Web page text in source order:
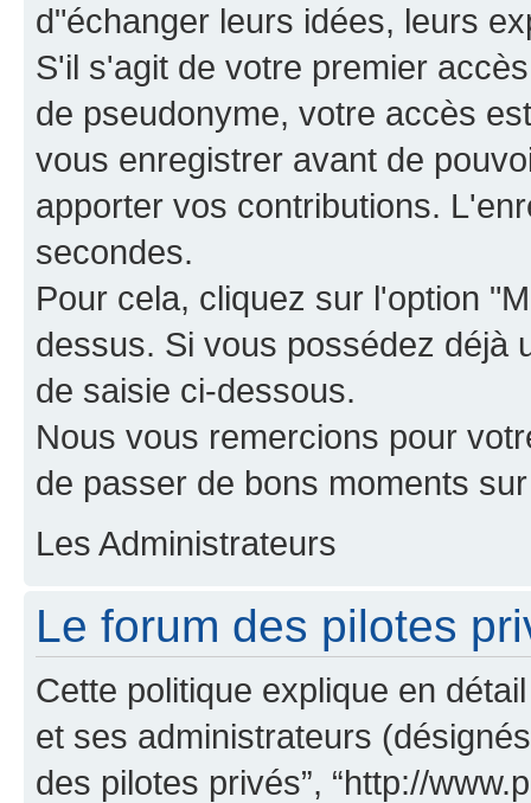
d"échanger leurs idées, leurs
S'il s'agit de votre premier
de pseudonyme, votre accès
vous enregistrer avant de
apporter vos contributions.
secondes.
Pour cela, cliquez sur l'option
dessus. Si vous possédez déjà
de saisie ci-dessous.
Nous vous remercions pour
de passer de bons moments
Les Administrateurs
Le forum des pilotes
Cette politique explique en
et ses administrateurs (désignés
des pilotes privés”, “http://